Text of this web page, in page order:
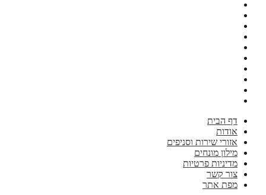
דף הבית
אודות
אזורי שירות וסניפים
מילון מונחים
מדיניות פרטיות
צור קשר
מפת אתר